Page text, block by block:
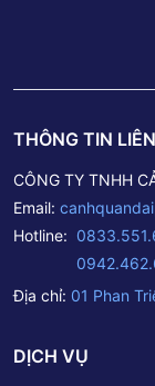
THÔNG TIN
CÔNG TY TNHH
Email:
Hotline:
Địa chỉ: 01 Phan
DỊCH VỤ